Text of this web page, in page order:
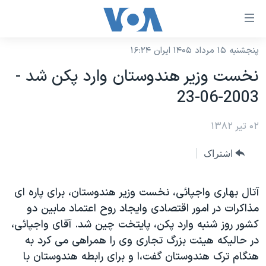
لینکهای
دسترسی
جهش
محتوای
اصلی
جهش
اصلی
جهش
به
جستجو
نسخه سبک وب‌سایت
موضوع ها
ایران
آمریکا
ورزشی
گزیده‌ها
ویژه برنامه‌ها
ویدیوها
برنامه های تلویزیونی
جدول برنامه ها
جام جهانی ۲۰۲۶
عملیات خشم حماسی
۲۵۰سالگی آمریکا
بایگانی برنامه‌های تلویزیونی
فرکانس‌های صدای آمریکا
پخش رادیویی
یادگیری زبان انگلیسی
پنجشنبه ۱۵ مرداد ۱۴۰۵ ایران ۱۶:۲۴
نخست وزير هندوستان وارد پکن شد -
2003-06-23
۰۲ تیر ۱۳۸۲
اشتراک
آتال بهاری واجپائی، نخست وزير هندوستان، برای پاره ای
مذاکرات در امور اقتصادی وايجاد روح اعتماد مابين دو
کشور روز شنبه وارد پکن، پايتخت چين شد. آقای واجپائی،
در حاليکه هيئت بزرگ تجاری وی را همراهی می کرد به
هنگام ترک هندوستان گفت،ا و برای رابطه هندوستان با